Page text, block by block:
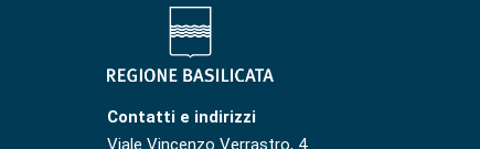
Contatti e indirizzi
Viale Vincenzo Verrastro, 4